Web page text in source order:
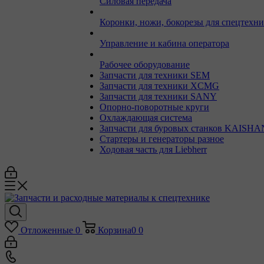
Коронки, ножи, бокорезы для
Управление и кабина оператора
Рабочее оборудование
Запчасти для техники SEM
Запчасти для техники XCMG
Запчасти для техники SANY
Опорно-поворотные круги
Охлаждающая система
Запчасти для буровых станков
Стартеры и генераторы разное
Ходовая часть для Liebherr
Отложенные 0 Корзина0 0